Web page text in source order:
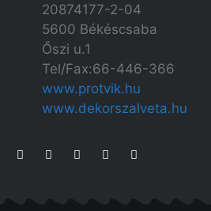
20874177-2-04
5600 Békéscsaba
Őszi u.1
Tel/Fax:66-446-366
www.protvik.hu
www.dekorszalveta.hu